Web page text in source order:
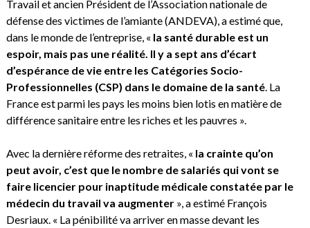
Travail et ancien Président de l’Association nationale de
défense des victimes de l’amiante (ANDEVA), a estimé que,
dans le monde de l’entreprise, « la santé durable est un
espoir, mais pas une réalité. Il y a sept ans d’écart
d’espérance de vie entre les Catégories Socio-
Professionnelles (CSP) dans le domaine de la santé. La
France est parmi les pays les moins bien lotis en matière de
différence sanitaire entre les riches et les pauvres ».
Avec la dernière réforme des retraites, « la crainte qu’on
peut avoir, c’est que le nombre de salariés qui vont se
faire licencier pour inaptitude médicale constatée par le
médecin du travail va augmenter», a estimé François
Desriaux. « La pénibilité va arriver en masse devant les